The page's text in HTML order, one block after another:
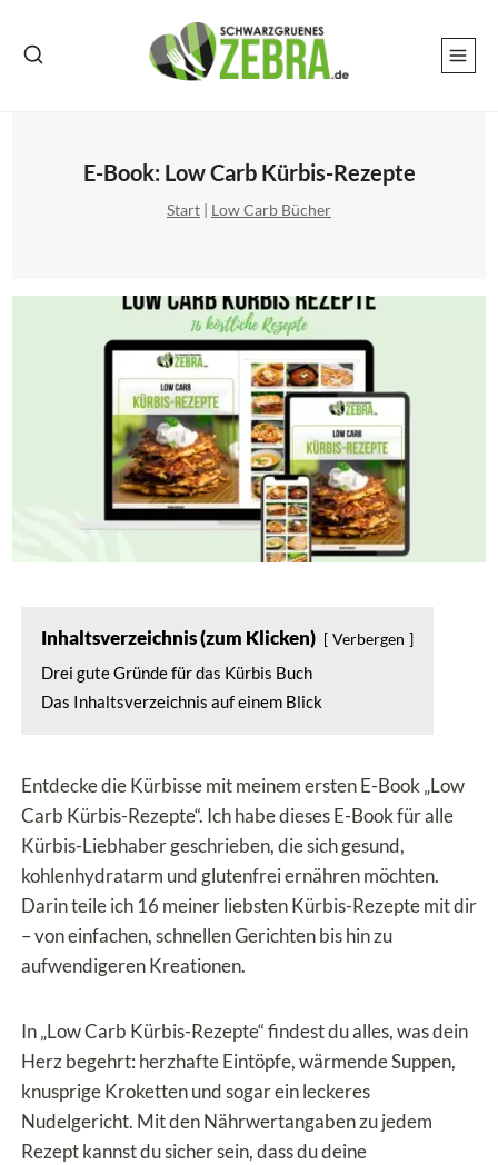
Inhalt
E-Book: Low Carb Kürbis-Rezepte
Start | Low Carb Bücher
Inhaltsverzeichnis (zum Klicken) Verbergen
Drei gute Gründe für das Kürbis Buch
Das Inhaltsverzeichnis auf einem Blick
Entdecke die Kürbisse mit meinem ersten E-Book „Low
Carb Kürbis-Rezepte“. Ich habe dieses E-Book für alle
Kürbis-Liebhaber geschrieben, die sich gesund,
kohlenhydratarm und glutenfrei ernähren möchten.
Darin teile ich 16 meiner liebsten Kürbis-Rezepte mit dir
– von einfachen, schnellen Gerichten bis hin zu
aufwendigeren Kreationen.
In „Low Carb Kürbis-Rezepte“ findest du alles, was dein
Herz begehrt: herzhafte Eintöpfe, wärmende Suppen,
knusprige Kroketten und sogar ein leckeres
Nudelgericht. Mit den Nährwertangaben zu jedem
Rezept kannst du sicher sein, dass du deine